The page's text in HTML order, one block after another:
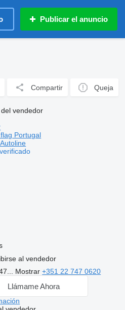
Publicar el anuncio
Compartir Queja
vendedor
Portugal
al vendedor
Mostrar+351 22 747 0620
Llámame Ahora